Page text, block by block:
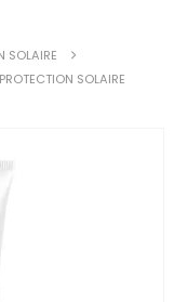
SOLAIRE
SOLAIRE